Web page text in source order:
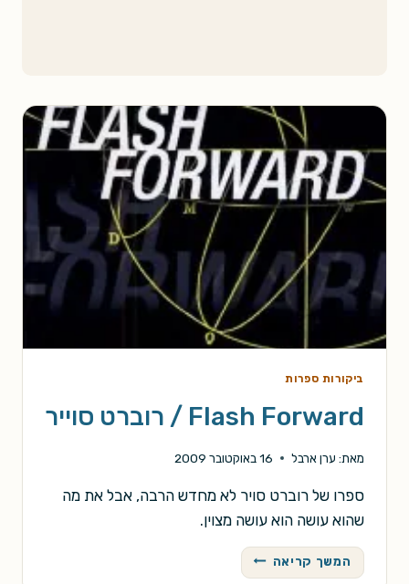
ביקורות ספרות
Flash Forward / רוברט סוייר
מאת: ערן ארבל 16 באוקטובר 2009
ספרו של רוברט סויר לא מחדש הרבה, אבל את מה
שהוא עושה הוא עושה מצוין.
המשך קריאה FLASH
FORWARD